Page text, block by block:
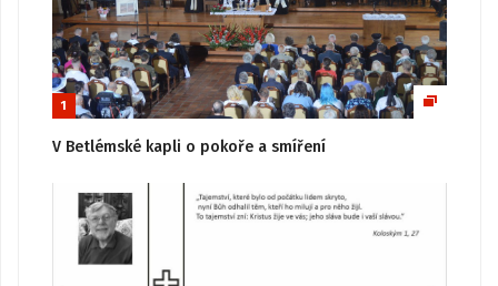
1
V Betlémské kapli o pokoře a smíření